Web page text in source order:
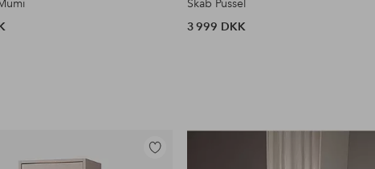
Skab Pussel
3 999 DKK
Tilføj